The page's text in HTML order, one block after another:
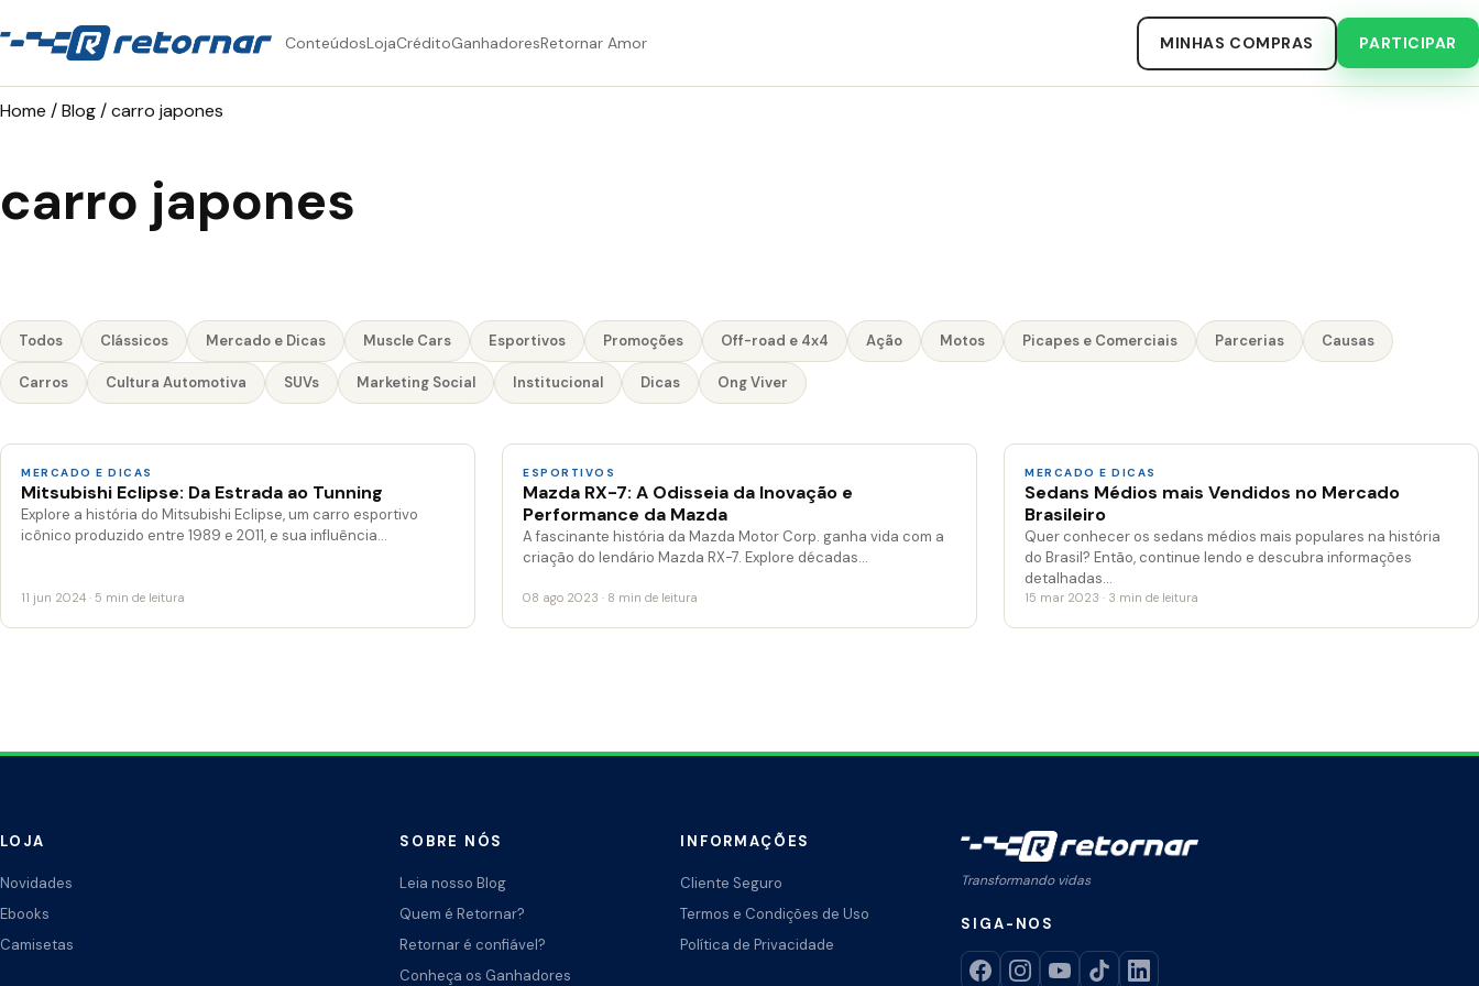
ConteúdosLojaCréditoGanhadoresRetornar Amor MINHAS COMPRAS PARTICIPAR
Home /Blog/carro japones
carro japones
Todos Clássicos Mercado e Dicas Muscle Cars Esportivos Promoções Off-road e 4x4 Ação Motos Picapes e Comerciais Parcerias Causas
Carros Cultura Automotiva SUVs Marketing Social Institucional Dicas Ong Viver
MERCADO E DICAS
Mitsubishi Eclipse: Da Estrada ao Tunning
Explore a história do Mitsubishi Eclipse, um carro esportivo
icônico produzido entre 1989 e 2011, e sua influência…
11 jun 2024 · 5 min de leitura
ESPORTIVOS
Mazda RX-7: A Odisseia da Inovação e
Performance da Mazda
A fascinante história da Mazda Motor Corp. ganha vida com a
criação do lendário Mazda RX-7. Explore décadas…
08 ago 2023 · 8 min de leitura
MERCADO E DICAS
Sedans Médios mais Vendidos no Mercado
Brasileiro
Quer conhecer os sedans médios mais populares na história
do Brasil? Então, continue lendo e descubra informações
detalhadas…
15 mar 2023 · 3 min de leitura
LOJA
Novidades
Ebooks
Camisetas
SOBRE NÓS
Leia nosso Blog
Quem é Retornar?
Retornar é confiável?
Conheça os Ganhadores
INFORMAÇÕES
Cliente Seguro
Termos e Condições de Uso
Política de Privacidade
Transformando vidas
SIGA-NOS